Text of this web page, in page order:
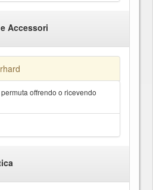
Accessori
offrendo o ricevendo